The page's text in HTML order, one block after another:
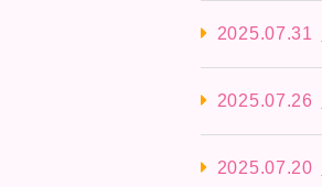
2025.07.31
2025.07.26
2025.07.20